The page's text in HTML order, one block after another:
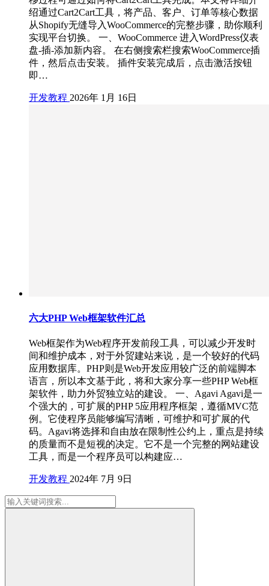
绍通过Cart2Cart工具，将产品、客户、订单等核心数据
从Shopify无缝导入WooCommerce的完整步骤，助你顺利
实现平台切换。 一、WooCommerce 进入WordPress仪表
盘-插-添加新内容。 在右侧搜索栏搜索WooCommerce插
件，然后点击安装。 插件安装完成后，点击激活按钮
即…
开发教程 2026年 1月 16日
六大PHP Web框架软件汇总
Web框架作为Web程序开发前段工具，可以减少开发时
间和维护成本，对于外贸建站来说，是一个较好的代码
应用数据库。PHP则是Web开发应用较广泛的前端脚本
语言，所以本文基于此，将和大家分享一些PHP Web框
架软件，助力外贸独立站的建设。 一、Agavi Agavi是一
个强大的，可扩展的PHP 5应用程序框架，遵循MVC范
例。它使程序员能够编写清晰，可维护和可扩展的代
码。Agavi将选择和自由放在限制性公约上，重点是持续
的质量而不是短视的决定。它不是一个完整的网站建设
工具，而是一个程序员可以构建应…
开发教程 2024年 7月 9日